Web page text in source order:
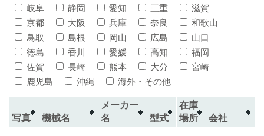
岐阜
静岡 愛知 三重
滋賀
京都
大阪 兵庫 奈良
和歌山
鳥取
島根 岡山 広島
山口
徳島
香川 愛媛 高知
福岡
佐賀
長崎 熊本 大分
宮崎
鹿児島
沖縄 海外・その他
写真 機械名
メーカー
名
型式
在庫
場所
会社